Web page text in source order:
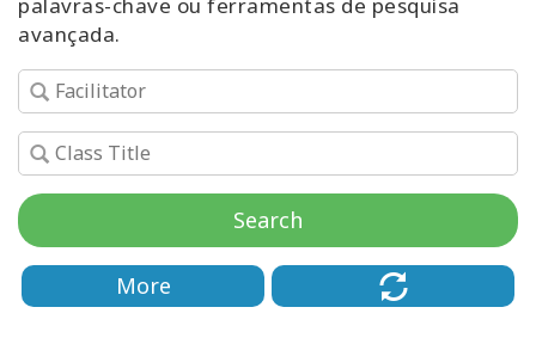
Access
Bars
Regiões
Classes
palavras-chave ou ferramentas de pesquisa
avançada.
Search
More